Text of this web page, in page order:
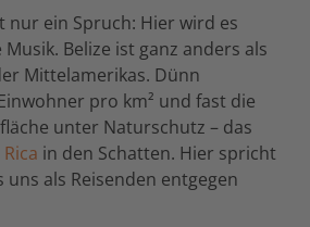
nur ein Spruch: Hier wird es
Belize ist ganz anders als
Mittelamerikas. Dünn
pro km² und fast die
unter Naturschutz – das
in den Schatten. Hier spricht
uns als Reisenden entgegen